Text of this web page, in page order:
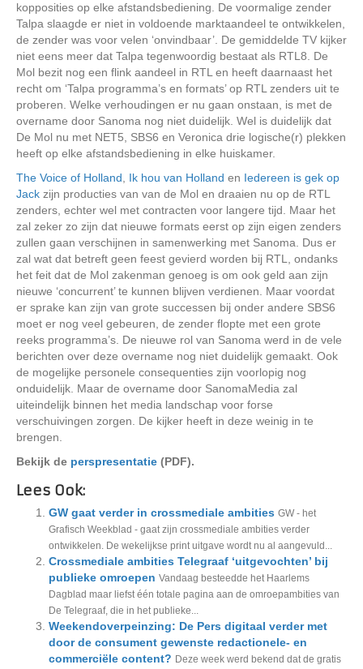
kopposities op elke afstandsbediening. De voormalige zender
Talpa slaagde er niet in voldoende marktaandeel te ontwikkelen,
de zender was voor velen ‘onvindbaar’. De gemiddelde TV kijker
niet eens meer dat Talpa tegenwoordig bestaat als RTL8. De
Mol bezit nog een flink aandeel in RTL en heeft daarnaast het
recht om ‘Talpa programma’s en formats’ op RTL zenders uit te
proberen. Welke verhoudingen er nu gaan onstaan, is met de
overname door Sanoma nog niet duidelijk. Wel is duidelijk dat
De Mol nu met NET5, SBS6 en Veronica drie logische(r) plekken
heeft op elke afstandsbediening in elke huiskamer.
The Voice of Holland
Ik hou van Holland en Iedereen is gek op
Jack zijn producties van van de Mol en draaien nu op de RTL
zenders, echter wel met contracten voor langere tijd. Maar het
zal zeker zo zijn dat nieuwe formats eerst op zijn eigen zenders
zullen gaan verschijnen in samenwerking met Sanoma. Dus er
zal wat dat betreft geen feest gevierd worden bij RTL, ondanks
het feit dat de Mol zakenman genoeg is om ook geld aan zijn
nieuwe ‘concurrent’ te kunnen blijven verdienen. Maar voordat
er sprake kan zijn van grote successen bij onder andere SBS6
moet er nog veel gebeuren, de zender flopte met een grote
reeks programma’s. De nieuwe rol van Sanoma werd in de vele
berichten over deze overname nog niet duidelijk gemaakt. Ook
de mogelijke personele consequenties zijn voorlopig nog
onduidelijk. Maar de overname door SanomaMedia zal
uiteindelijk binnen het media landschap voor forse
verschuivingen zorgen. De kijker heeft in deze weinig in te
brengen.
Bekijk de perspresentatie (PDF).
Lees Ook:
GW gaat verder in crossmediale ambities GW - het
Grafisch Weekblad - gaat zijn crossmediale ambities verder
ontwikkelen. De wekelijkse print uitgave wordt nu al aangevuld...
Crossmediale ambities Telegraaf ‘uitgevochten’ bij
publieke omroepen Vandaag besteedde het Haarlems
Dagblad maar liefst één totale pagina aan de omroepambities van
De Telegraaf, die in het publieke...
Weekendoverpeinzing: De Pers digitaal verder met
door de consument gewenste redactionele- en
commerciële content? Deze week werd bekend dat de gratis